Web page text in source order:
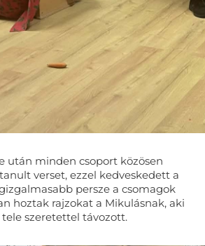
után minden csoport közösen
verset, ezzel kedveskedett a
persze a csomagok
hoztak rajzokat a Mikulásnak, aki
szeretettel távozott.